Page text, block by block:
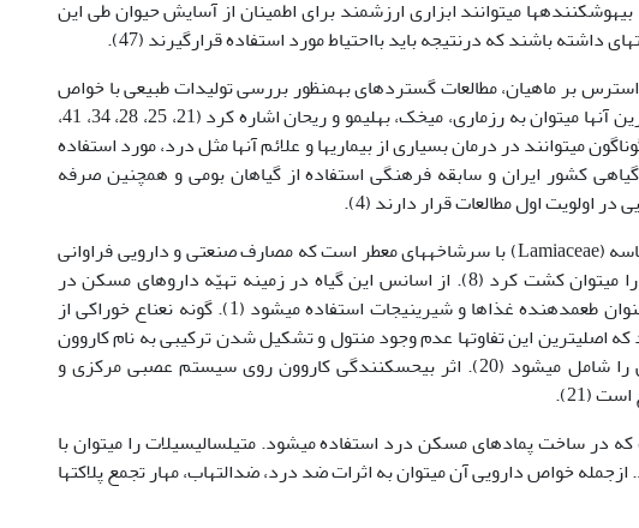
استفاده می­شود (16، 38). اگرچه بیهوش­کننده­ها می­توانند ابزاری ارزشمند برای اطمینان از آسایش حیوان طی این
داشته باشند که درنتیجه باید بااحتیاط مورد استفاده قرارگیرند (47).
بر ماهیان، مطالعات گسترده­ای به­منظور بررسی تولیدات طبیعی با خواص
بی­حس­کنندگی صورت گرفته است (40)، که از مهم­ترین آن­ها می­توان به رزماری، میخک، به­لیمو و ریحان اشاره کرد (21، 25، 28، 34، 41،
می­توانند در درمان بسیاری از بیماری­ها و علائم آن­ها مثل درد، مورد استفاده
گیاهی کشور ایران و سابقه فرهنگی استفاده از گیاهان بومی و همچنین صرفه
اولویت اول مطالعات قرار دارند (4).
) متعلق به خانواده لامیاسه (Lamiaceae) با سرشاخه­های معطر است که مصارف صنعتی و دارویی فراوانی
دارد (1، 6). بومی ایران و در اکثر مناطق این گیاه را می­توان کشت کرد (8). از اسانس این گیاه در زمینه تهیّه داروهای مسکن در
درمان تب، سردرد و غیره و در صنایع غذایی به عنوان طعم­دهنده غذاها و شیرینی­جات استفاده می­شود (1). گونه نعناع خوراکی از
که اصلی­ترین این تفاوت­ها عدم وجود منتول و تشکیل شدن ترکیبی به نام کاروون
(Carvone) است که درصد بالایی (73%) از اسانس را شامل می­شود (20). اثر بی­حس­کنندگی کاروون روی سیستم عصبی مرکزی و
(21).
در ساخت پمادهای مسکن درد استفاده می­شود. متیل­سالیسیلات را می­توان با
خواص دارویی آن می­توان به اثرات ضد درد، ضدالتهاب، مهار تجمع پلاکت­ها